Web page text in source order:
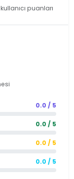
puanları
0.0 / 5
0.0 / 5
0.0 / 5
0.0 / 5